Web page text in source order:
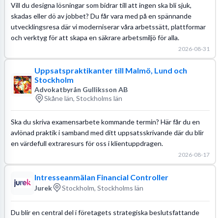
Vill du designa lösningar som bidrar till att ingen ska bli sjuk,
skadas eller dö av jobbet? Du får vara med på en spännande
utvecklingsresa där vi moderniserar våra arbetssätt, plattformar
och verktyg för att skapa en säkrare arbetsmiljö för alla.
2026-08-31
Uppsatspraktikanter till Malmö, Lund och
Stockholm
Advokatbyrån Gulliksson AB
Skåne län, Stockholms län
Ska du skriva examensarbete kommande termin? Här får du en
avlönad praktik i samband med ditt uppsatsskrivande där du blir
en värdefull extraresurs för oss i klientuppdragen.
2026-08-17
Intresseanmälan Financial Controller
Jurek Stockholm, Stockholms län
Du blir en central del i företagets strategiska beslutsfattande